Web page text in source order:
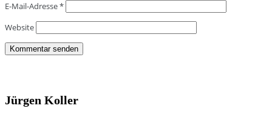
E-Mail-Adresse*
Website
Jürgen Koller